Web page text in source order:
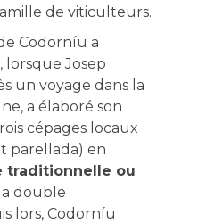
de viticulteurs.
Codorníu a
lorsque Josep
un voyage dans la
a élaboré son
cépages locaux
parellada) en
traditionnelle ou
double
lors, Codorníu